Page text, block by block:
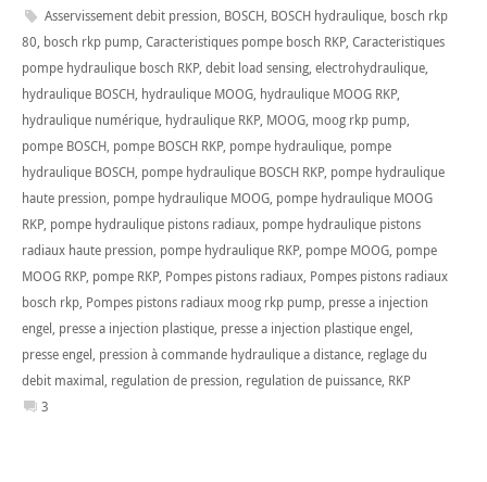
Asservissement debit pression, BOSCH, BOSCH hydraulique, bosch rkp
80, bosch rkp pump, Caracteristiques pompe bosch RKP, Caracteristiques
pompe hydraulique bosch RKP, debit load sensing, electrohydraulique,
hydraulique BOSCH, hydraulique MOOG, hydraulique MOOG RKP,
hydraulique numérique, hydraulique RKP, MOOG, moog rkp pump,
pompe BOSCH, pompe BOSCH RKP, pompe hydraulique, pompe
hydraulique BOSCH, pompe hydraulique BOSCH RKP, pompe hydraulique
haute pression, pompe hydraulique MOOG, pompe hydraulique MOOG
RKP, pompe hydraulique pistons radiaux, pompe hydraulique pistons
radiaux haute pression, pompe hydraulique RKP, pompe MOOG, pompe
MOOG RKP, pompe RKP, Pompes pistons radiaux, Pompes pistons radiaux
bosch rkp, Pompes pistons radiaux moog rkp pump, presse a injection
engel, presse a injection plastique, presse a injection plastique engel,
presse engel, pression à commande hydraulique a distance, reglage du
debit maximal, regulation de pression, regulation de puissance, RKP
3